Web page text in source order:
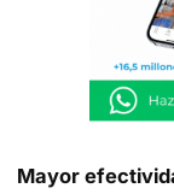
Mayor